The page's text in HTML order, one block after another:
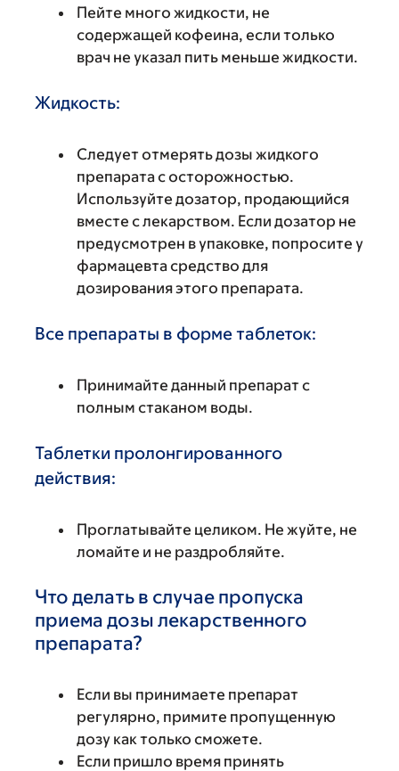
Пейте много жидкости, не
содержащей кофеина, если только
врач не указал пить меньше жидкости.
Жидкость:
Следует отмерять дозы жидкого
препарата с осторожностью.
Используйте дозатор, продающийся
вместе с лекарством. Если дозатор не
предусмотрен в упаковке, попросите у
фармацевта средство для
дозирования этого препарата.
Все препараты в форме таблеток:
Принимайте данный препарат с
полным стаканом воды.
Таблетки пролонгированного
действия:
Проглатывайте целиком. Не жуйте, не
ломайте и не раздробляйте.
Что делать в случае пропуска
приема дозы лекарственного
препарата?
Если вы принимаете препарат
регулярно, примите пропущенную
дозу как только сможете.
Если пришло время принять